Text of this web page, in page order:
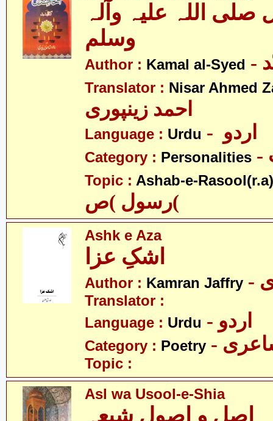
اللہ علیہ وآلہ
وسلم
Author : Kamal al-Syed
Translator : Nisar Ahmed
احمد زینپوری
Language : Urdu
Category : Personalities
Topic : Ashab-e-
رسول )ص(
Ashk e Aza
اشکِ عزا
Author : Kamran Jaffry
Translator :
Language : Urdu - اردو
Category : Poetry
Topic :
Asl wa Usool-e-Shia